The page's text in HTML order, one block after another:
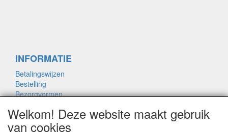
INFORMATIE
Betalingswijzen
Bestelling
Bezorgvormen
Framemaat
Welkom! Deze website maakt gebruik
van cookies